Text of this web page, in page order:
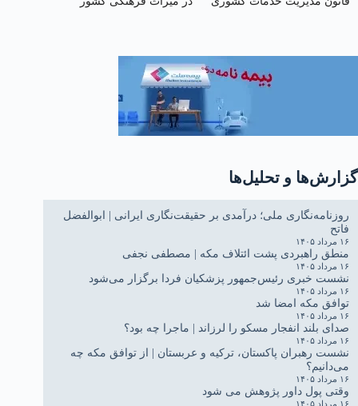
گزارش‌ها و تحلیل‌ها
روزنامه‌نگاری ملی؛ درآمدی بر حقیقت‌نگاری ایرانی | ابوالفضل
فاتح
۱۶ مرداد ۱۴۰۵
منطق راهبردی پشت ائتلاف مکه | مصطفی نجفی
۱۶ مرداد ۱۴۰۵
نشست خبری رئیس‌جمهور پزشکیان فردا برگزار می‌شود
۱۶ مرداد ۱۴۰۵
توافق مکه امضا شد
۱۶ مرداد ۱۴۰۵
صدای بلند انفجار مسکو را لرزاند | ماجرا چه بود؟
۱۶ مرداد ۱۴۰۵
نشست رهبران پاکستان، ترکیه و عربستان | از توافق مکه چه
می‌دانیم؟
۱۶ مرداد ۱۴۰۵
وقتی پول داور پژوهش می شود
۱۶ مرداد ۱۴۰۵